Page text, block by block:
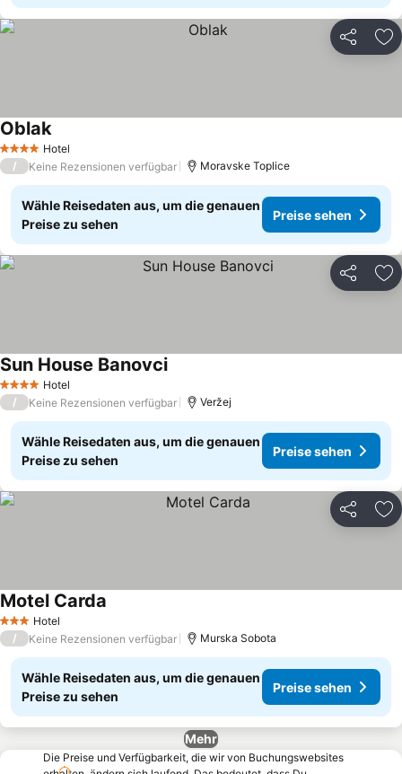
Teilen
4 Sterne Hotel
OblakPreise sehen
/ Keine Rezensionen verfügbar Moravske Toplice
Wähle Reisedaten aus, um die genauen
Preise zu sehen
Preise sehen
Teilen
4 Sterne Hotel
Sun House BanovciPreise sehen
/ Keine Rezensionen verfügbar Veržej
Wähle Reisedaten aus, um die genauen
Preise zu sehen
Preise sehen
Teilen
3 SterneHotel
Motel Carda
/ Keine Rezensionen verfügbar Murska Sobota
Wähle Reisedaten aus, um die genauen
Preise zu sehen
Preise sehen
Mehr
Die Preise und Verfügbarkeit, die wir von Buchungswebsites